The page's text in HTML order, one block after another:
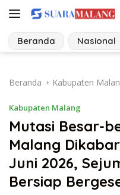
Langsung
konten
Beranda Nasional
Beranda Kabupaten
Kabupaten Malang
Mutasi Besar-
Malang
Juni 2026,
Bersiap